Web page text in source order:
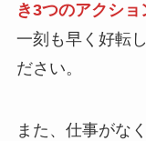
き3つのアクショ
一刻も早く好転
ださい。
また、仕事がな